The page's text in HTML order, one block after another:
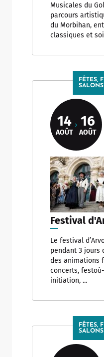
Musicales du
parcours
du Morbihan,
classiques et
FÊTES,
SALONS
14
AOÛT
16
AOÛT
Festival
Le festival
pendant 3 jours
des animations
concerts,
initiation, ...
FÊTES,
SALONS
ShareThis is